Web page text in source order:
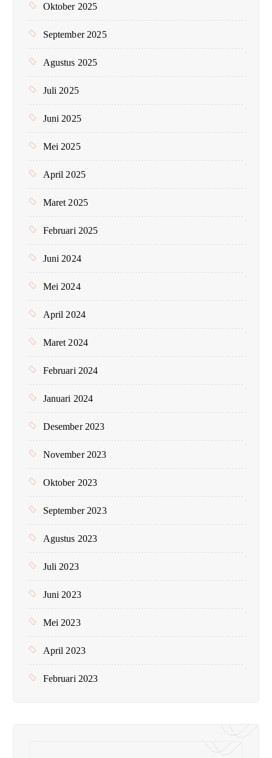
Oktober 2025
September 2025
Agustus 2025
Juli 2025
Juni 2025
Mei 2025
April 2025
Maret 2025
Februari 2025
Juni 2024
Mei 2024
April 2024
Maret 2024
Februari 2024
Januari 2024
Desember 2023
November 2023
Oktober 2023
September 2023
Agustus 2023
Juli 2023
Juni 2023
Mei 2023
April 2023
Februari 2023